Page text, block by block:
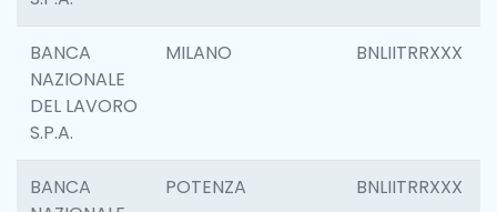
BANCA
NAZIONALE
DEL LAVORO
S.P.A.
MILANO BNLIITRRXXX
BANCA
POTENZA BNLIITRRXXX